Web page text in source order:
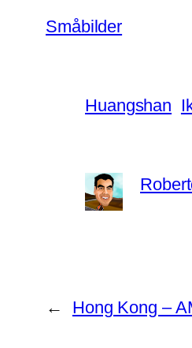
Småbilder
Huangshan
← Hong Kong –